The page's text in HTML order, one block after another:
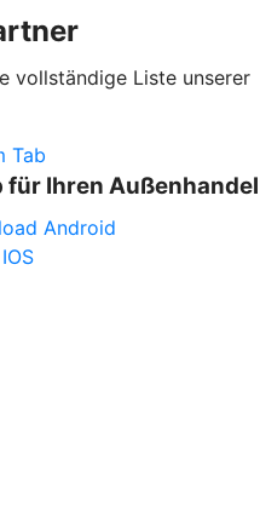
vollständige Liste unserer
Tab
für Ihren Außenhandel
Android